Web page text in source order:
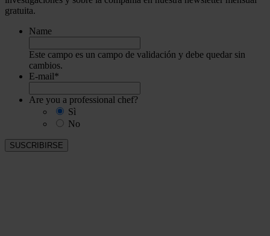
gratuita.
Name
Este campo es un campo de validación y debe quedar sin
cambios.
E-mail*
Are you a professional chef?
Sì
No